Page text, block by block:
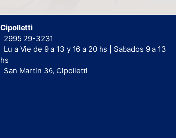
Cipolletti
2995 29-3231
Lu a Vie de 9 a 13 y 16 a 20 hs | Sabados 9 a 13
hs
San Martin 36, Cipolletti